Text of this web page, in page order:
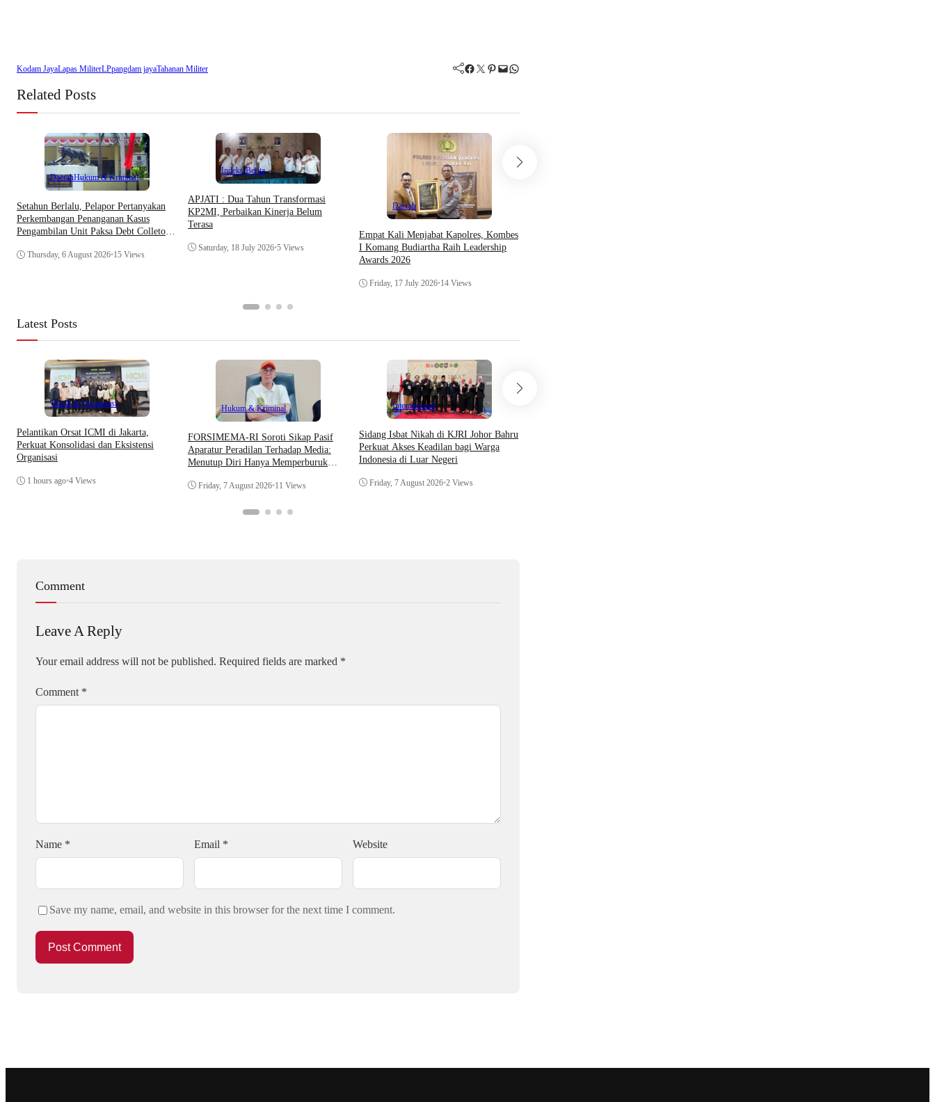
Kodam JayaLapas MiliterLPpangdam jayaTahanan Militer Facebook Twitter Pinterest Mail WhatsApp
Related Posts
DaerahHukum & Kriminal
Setahun Berlalu, Pelapor Pertanyakan
Perkembangan Penanganan Kasus
Pengambilan Unit Paksa Debt Colletor
Thursday, 6 August 2026•15 Views
Indeks Berita
APJATI : Dua Tahun Transformasi
KP2MI, Perbaikan Kinerja Belum
Terasa
Saturday, 18 July 2026•5 Views
Daerah
Empat Kali Menjabat Kapolres, Kombes
I Komang Budiartha Raih Leadership
Awards 2026
Friday, 17 July 2026•14 Views
Latest Posts
Tokoh & Organisasi
Pelantikan Orsat ICMI di Jakarta,
Perkuat Konsolidasi dan Eksistensi
Organisasi
1 hours ago•4 Views
Hukum & Kriminal
​FORSIMEMA-RI Soroti Sikap Pasif
Aparatur Peradilan Terhadap Media:
Menutup Diri Hanya Memperburuk
Friday, 7 August 2026•11 Views
Internasional
Sidang Isbat Nikah di KJRI Johor Bahru
Perkuat Akses Keadilan bagi Warga
Indonesia di Luar Negeri
Friday, 7 August 2026•2 Views
Comment
Leave A Reply
Your email address will not be published. Required fields are marked *
Comment *
Name * Email * Website
Save my name, email, and website in this browser for the next time I comment.